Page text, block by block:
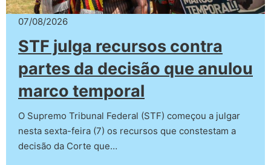
07/08/2026
STF julga recursos contra
partes da decisão que anulou
marco temporal
O Supremo Tribunal Federal (STF) começou a julgar
nesta sexta-feira (7) os recursos que constestam a
decisão da Corte que…